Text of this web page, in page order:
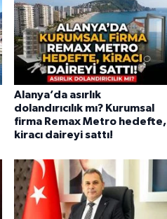
Alanya’da asırlık
dolandırıcılık mı? Kurumsal
firma Remax Metro hedefte,
kiracı daireyi sattı!